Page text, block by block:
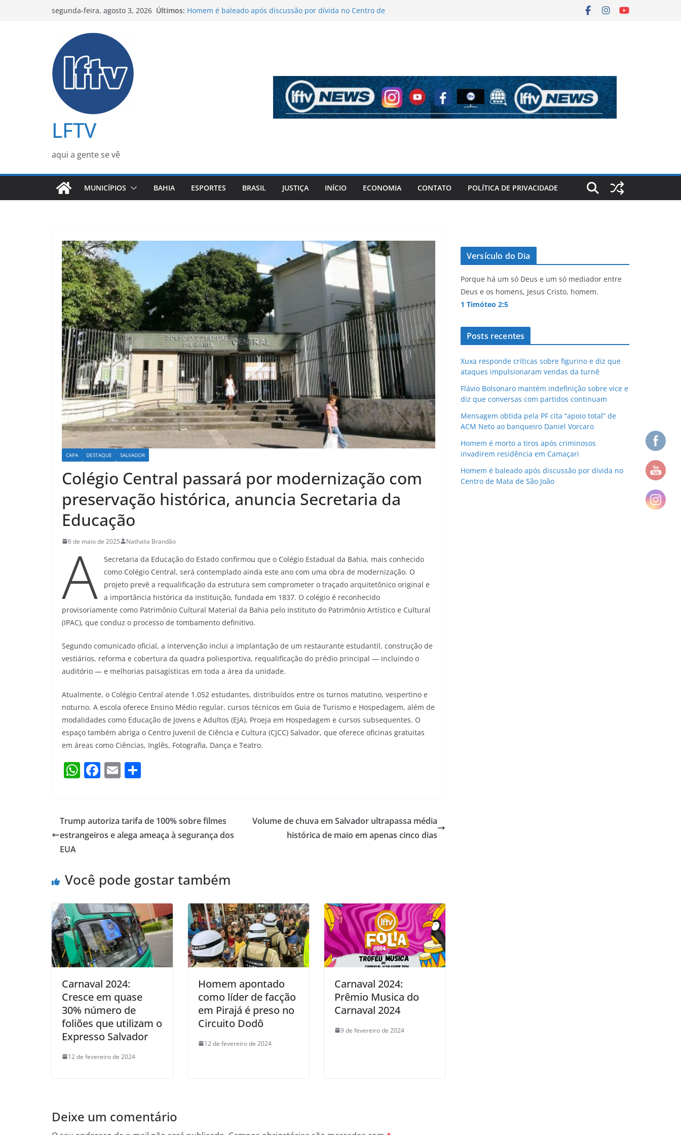
segunda-feira, agosto 3, 2026 Últimos: Homem é baleado após discussão por dívida no Centro de
banqueiro Daniel Vorcaro
Homem é morto a tiros após criminosos invadirem
LFTV
aqui a gente se vê
MUNICÍPIOS BAHIA ESPORTES BRASIL JUSTIÇA INÍCIO ECONOMIA CONTATO POLÍTICA DE PRIVACIDADE
CAPA DESTAQUE SALVADOR
Colégio Central passará por modernização com
preservação histórica, anuncia Secretaria da
Educação
6 de maio de 2025 Nathalia Brandão
A
Secretaria da Educação do Estado confirmou que o Colégio Estadual da Bahia, mais conhecido
como Colégio Central, será contemplado ainda este ano com uma obra de modernização. O
projeto prevê a requalificação da estrutura sem comprometer o traçado arquitetônico original e
a importância histórica da instituição, fundada em 1837. O colégio é reconhecido
provisoriamente como Patrimônio Cultural Material da Bahia pelo Instituto do Patrimônio Artístico e Cultural
(IPAC), que conduz o processo de tombamento definitivo.
Segundo comunicado oficial, a intervenção inclui a implantação de um restaurante estudantil, construção de
vestiários, reforma e cobertura da quadra poliesportiva, requalificação do prédio principal — incluindo o
auditório — e melhorias paisagísticas em toda a área da unidade.
Atualmente, o Colégio Central atende 1.052 estudantes, distribuídos entre os turnos matutino, vespertino e
noturno. A escola oferece Ensino Médio regular, cursos técnicos em Guia de Turismo e Hospedagem, além de
modalidades como Educação de Jovens e Adultos (EJA), Proeja em Hospedagem e cursos subsequentes. O
espaço também abriga o Centro Juvenil de Ciência e Cultura (CJCC) Salvador, que oferece oficinas gratuitas
em áreas como Ciências, Inglês, Fotografia, Dança e Teatro.
W
s
A
F
e
b
k
E
l e
Trump autoriza tarifa de 100% sobre filmes
estrangeiros e alega ameaça à segurança dos
EUA
Volume de chuva em Salvador ultrapassa média
histórica de maio em apenas cinco dias
Você pode gostar também
Carnaval 2024:
Cresce em quase
30% número de
foliões que utilizam o
Expresso Salvador
12 de fevereiro de 2024
Homem apontado
como líder de facção
em Pirajá é preso no
Circuito Dodô
12 de fevereiro de 2024
Carnaval 2024:
Prêmio Musica do
Carnaval 2024
9 de fevereiro de 2024
Deixe um comentário
Versículo do Dia
Porque há um só Deus e um só mediador entre
Deus e os homens, Jesus Cristo, homem.
1 Timóteo 2:5
Posts recentes
Xuxa responde críticas sobre figurino e diz que
ataques impulsionaram vendas da turnê
Flávio Bolsonaro mantém indefinição sobre vice e
diz que conversas com partidos continuam
Mensagem obtida pela PF cita “apoio total” de
ACM Neto ao banqueiro Daniel Vorcaro
Homem é morto a tiros após criminosos
invadirem residência em Camaçari
Homem é baleado após discussão por dívida no
Centro de Mata de São João